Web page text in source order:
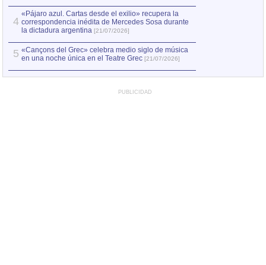
4
«Pájaro azul. Cartas desde el exilio» recupera la
correspondencia inédita de Mercedes Sosa durante
la dictadura argentina [21/07/2026]
5 «Cançons del Grec» celebra medio siglo de música
en una noche única en el Teatre Grec [21/07/2026]
PUBLICIDAD